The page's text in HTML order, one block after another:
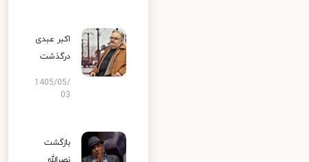
اکبر عبدی
درگذشت
1405/05/
03
بازگشت